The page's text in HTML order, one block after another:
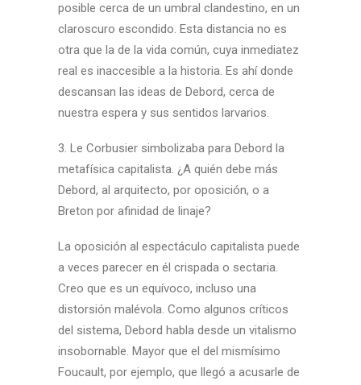
posible cerca de un umbral clandestino, en un
claroscuro escondido. Esta distancia no es
otra que la de la vida común, cuya inmediatez
real es inaccesible a la historia. Es ahí donde
descansan las ideas de Debord, cerca de
nuestra espera y sus sentidos larvarios.
3. Le Corbusier simbolizaba para Debord la
metafísica capitalista. ¿A quién debe más
Debord, al arquitecto, por oposición, o a
Breton por afinidad de linaje?
La oposición al espectáculo capitalista puede
a veces parecer en él crispada o sectaria.
Creo que es un equívoco, incluso una
distorsión malévola. Como algunos críticos
del sistema, Debord habla desde un vitalismo
insobornable. Mayor que el del mismísimo
Foucault, por ejemplo, que llegó a acusarle de